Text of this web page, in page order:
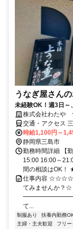
うなぎ屋さん
未経験OK！週3日
株式会社わた
交通・アクセス
時給1,100円～
静岡県三島市
勤務時間詳細 【
15:00 16:00～
間の相談はOK！
仕事内容
てみません
て...
制服あり 扶養内勤務
主婦・主夫歓迎
フリ